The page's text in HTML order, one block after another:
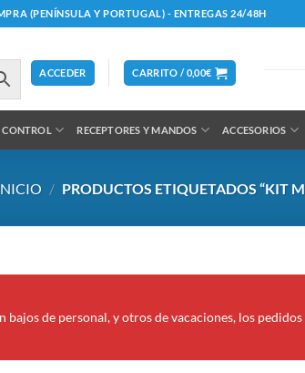
(PENÍNSULA Y PORTUGAL) - ENTREGAS 24/48H
ACCEDER CARRITO /0,00€
CONTROL RECEPTORES Y MANDOS ACCESORIOS
/ PRODUCTOS ETIQUETADOS “KIT
bajos de personal, y otros de vacaciones, los